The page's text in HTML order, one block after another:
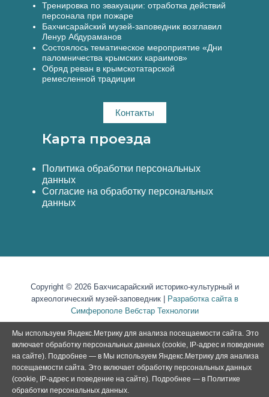
Тренировка по эвакуации: отработка действий
персонала при пожаре
Бахчисарайский музей-заповедник возглавил
Ленур Абдураманов
Состоялось тематическое мероприятие «Дни
паломничества крымских караимов»
Обряд реван в крымскотатарской
ремесленной традиции
Контакты
Карта проезда
Политика обработки персональных
данных
Согласие на обработку персональных
данных
Copyright © 2026 Бахчисарайский историко-культурный и
археологический музей-заповедник |
Разработка сайта в
Симферополе Вебстар Технологии
Мы используем Яндекс.Метрику для анализа посещаемости сайта. Это
включает обработку персональных данных (cookie, IP-адрес и поведение
на сайте). Подробнее — в Мы используем Яндекс.Метрику для анализа
посещаемости сайта. Это включает обработку персональных данных
(cookie, IP-адрес и поведение на сайте). Подробнее — в Политике
обработки персональных данных.